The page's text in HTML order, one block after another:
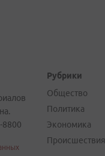
8800
Рубрики
Общество
Политика
Экономика
Происшествия